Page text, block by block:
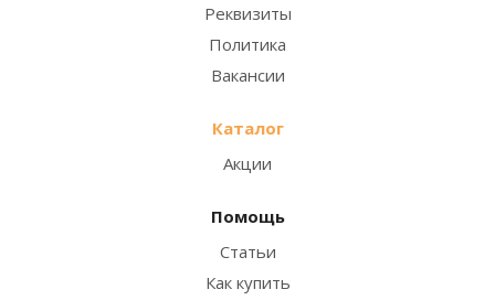
Реквизиты
Политика
Вакансии
Каталог
Акции
Помощь
Статьи
Как купить